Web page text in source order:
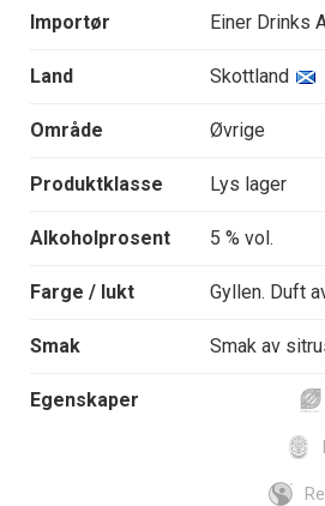
Importør Einer Drinks
Land Skottland
Område Øvrige
Produktklasse Lys lager
Alkoholprosent 5 % vol.
Farge / lukt Gyllen. Duft
Smak Smak av
Egenskaper